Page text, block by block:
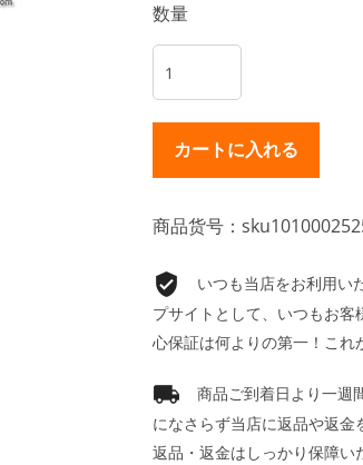
数量
商品货号：
いつも当店をお利用い
プサイトとして、いつもお
心保証は何よりの第一！これ
商品ご到着日より一週
になさらず当店に返品や返金
返品・返金はしっかり保障い